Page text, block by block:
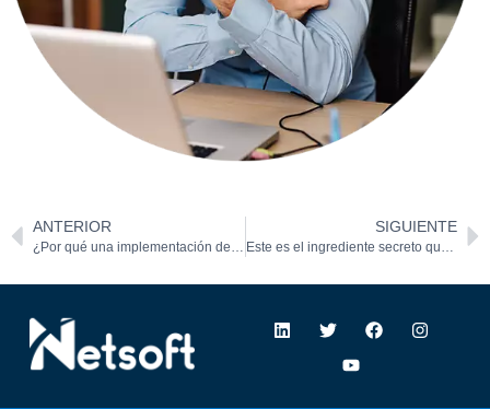
ANTERIOR SIGUIENTE